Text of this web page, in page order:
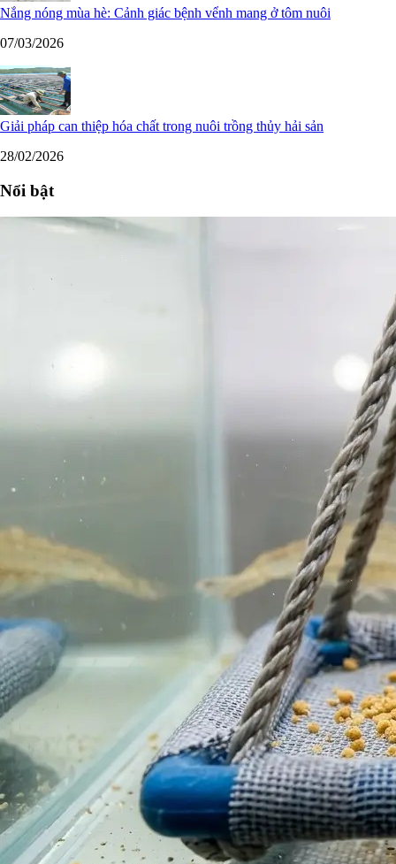
Nắng nóng mùa hè: Cảnh giác bệnh vểnh mang ở tôm nuôi
07/03/2026
Giải pháp can thiệp hóa chất trong nuôi trồng thủy hải sản
28/02/2026
Nổi bật